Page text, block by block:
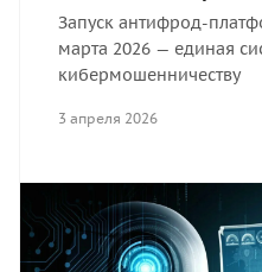
Запуск антифрод-
марта 2026 — единая
кибермошенничеству
3 апреля 2026